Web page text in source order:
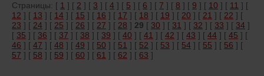
Страницы: [ 1 ] [ 2 ] [ 3 ] [ 4 ] [ 5 ] [ 6 ] [ 7 ] [ 8 ] [ 9 ] [ 10 ] [ 11 ] [
12 ] [ 13 ] [ 14 ] [ 15 ] [ 16 ] [ 17 ] [ 18 ] [ 19 ] [ 20 ] [ 21 ] [ 22 ] [
23 ] [ 24 ] [ 25 ] [ 26 ] [ 27 ] [ 28 ] 29 [ 30 ] [ 31 ] [ 32 ] [ 33 ] [ 34 ]
[ 35 ] [ 36 ] [ 37 ] [ 38 ] [ 39 ] [ 40 ] [ 41 ] [ 42 ] [ 43 ] [ 44 ] [ 45 ] [
46 ] [ 47 ] [ 48 ] [ 49 ] [ 50 ] [ 51 ] [ 52 ] [ 53 ] [ 54 ] [ 55 ] [ 56 ] [
57 ] [ 58 ] [ 59 ] [ 60 ] [ 61 ] [ 62 ] [ 63 ]